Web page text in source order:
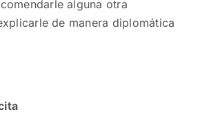
alguna otra
de manera diplomática
cita